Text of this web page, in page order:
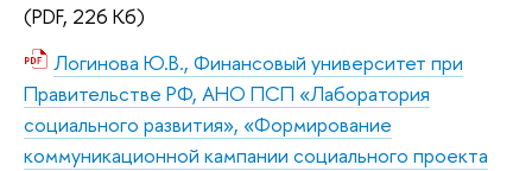
(PDF, 226 Кб)
Логинова Ю.В., Финансовый университет при
Правительстве РФ, АНО ПСП «Лаборатория
социального развития», «Формирование
коммуникационной кампании социального проекта